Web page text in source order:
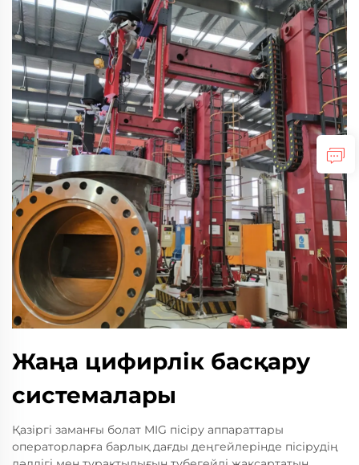
Жаңа цифирлік басқару
системалары
Қазіргі заманғы болат MIG пісіру аппараттары
операторларға барлық дағды деңгейлерінде пісірудің